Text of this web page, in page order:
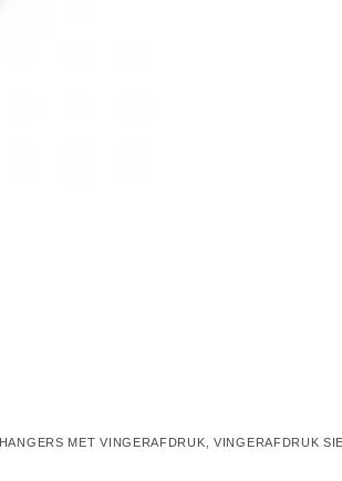
HANGERS MET VINGERAFDRUK VINGERAFDRUK